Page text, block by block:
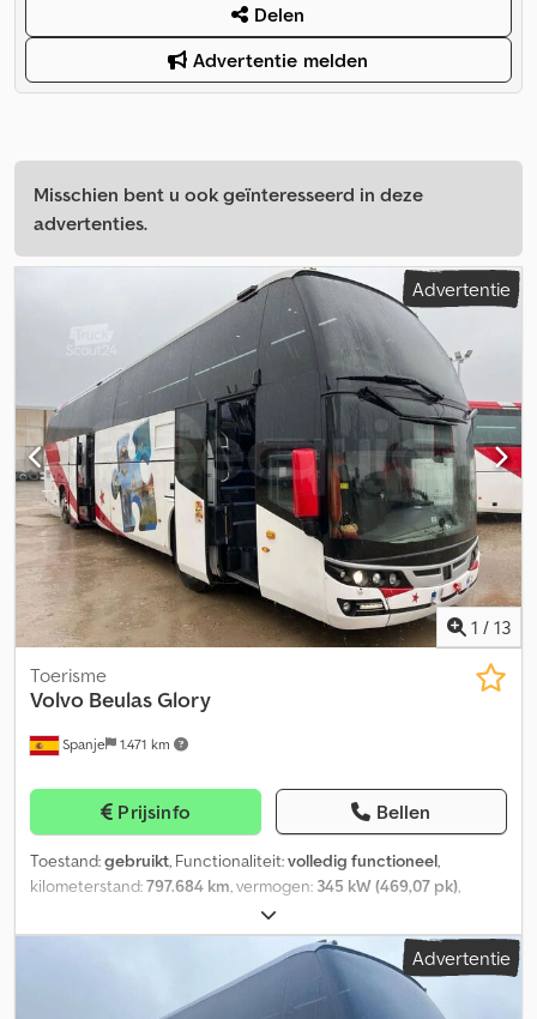
Delen
Advertentie melden
Misschien bent u ook geïnteresseerd in deze
advertenties.
Advertentie
1 / 13
Spanje 1.471 km
Toerisme
Volvo Beulas Glory
Prijsinfo Bellen
Toestand:gebruikt, Functionaliteit:volledig functioneel,
kilometerstand:797.684 km, vermogen: 345 kW (469,07 pk),
, brandstoftype:
zitplaatsen:68, emissieklasse:Euro 6, kleur:wit, bandenmaten:
, machine-/voertuignummer:
, Uitrusting:
ABS, airconditioning,
badkamer, cruise control
, We melden dat er stickers op de
Advertentie